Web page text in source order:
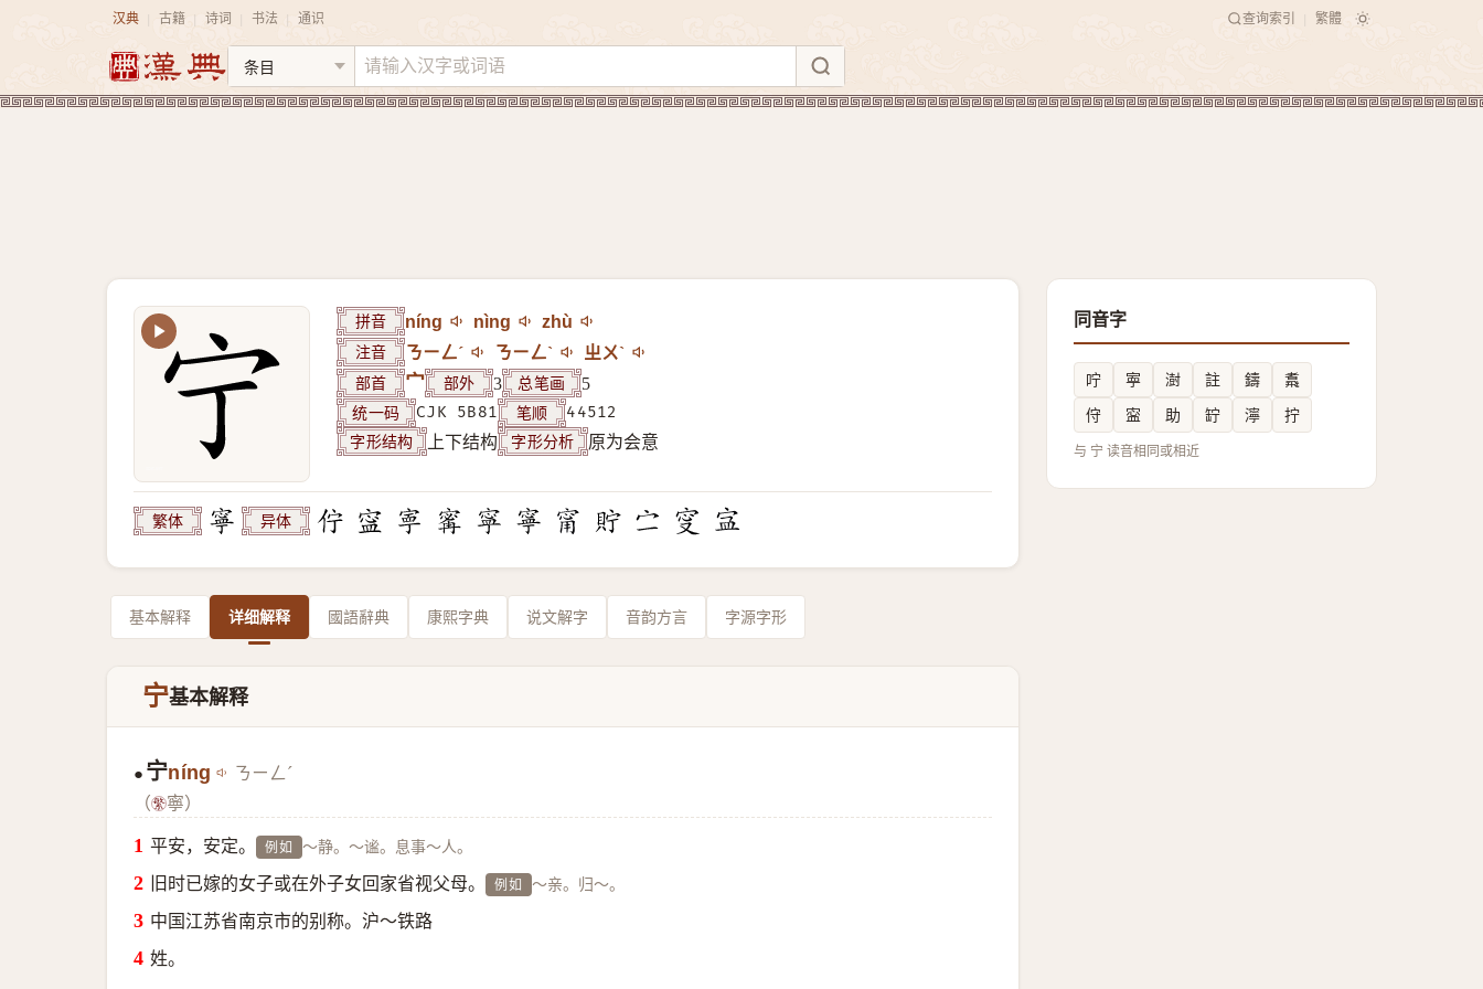
汉典 古籍 诗词 书法 通识 查询索引 繁體
拼音 níng nìng zhù
注音 ㄋㄧㄥˊ ㄋㄧㄥˋ ㄓㄨˋ
部首 宀 部外 3 总笔画 5
统一码 CJK 5B81 笔顺 44512
字形结构 上下结构 字形分析 原为会意
繁体 异体
基本解释 详细解释 國語辭典 康熙字典 说文解字 音韵方言 字源字形
宁基本解释
● 宁níng ㄋㄧㄥˊ
（
寧）
平安，安定。 例如 ～静。～谧。息事～人。
旧时已嫁的女子或在外子女回家省视父母。 例如 ～亲。归～。
中国江苏省南京市的别称。沪～铁路
姓。
同音字
咛 寕 澍 註 鑄
䬡
㑏
寍 助 䍆 濘 拧
与 宁 读音相同或相近